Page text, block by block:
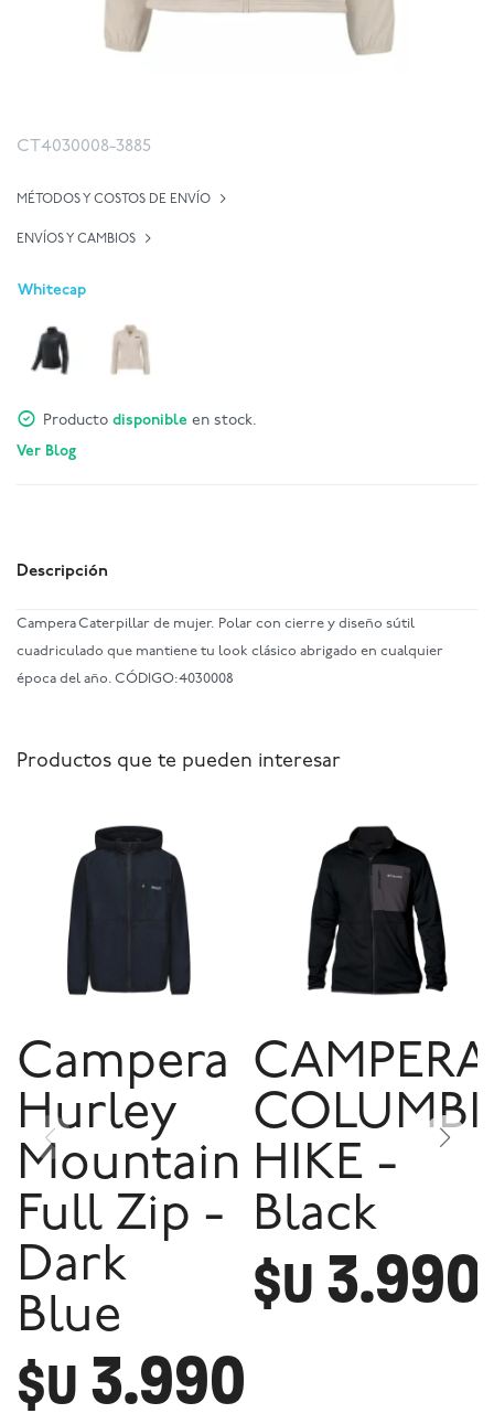
CT4030008-3885
MÉTODOS Y COSTOS DE ENVÍO
ENVÍOS Y CAMBIOS
Whitecap
Producto disponible en stock.
Ver Blog
Descripción
Campera Caterpillar de mujer. Polar con cierre y diseño sútil
cuadriculado que mantiene tu look clásico abrigado en cualquier
época del año. CÓDIGO:4030008
Productos que te pueden interesar
Campera
Hurley
Mountain
Full Zip -
Dark
Blue
$U 3.990
CAMPERA
HIKE -
Black
$U 3.990